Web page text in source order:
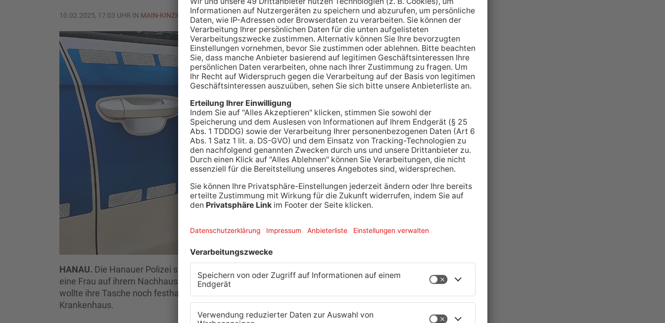
10.02.2025, 17:03 UHR IN MAIN-KINZIG-KREIS
HANAU. Die Hanauer Polizei sucht aktuell nach einem Taschendieb. Gestern Abend war
eine Frau auf ihrem Nachhauseweg, als ein Mann sie von hinten überfiel. Die 64-Jährige
wollte ihre Tasche noch festhalten und fiel dabei zu Boden. Sie verletzte sich und kam in ein
Krankenhaus.